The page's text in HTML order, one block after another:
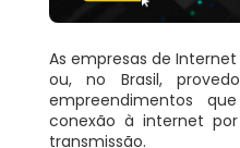
As empresas de Internet
ou, no Brasil,
empreendimentos
conexão à internet
transmissão.